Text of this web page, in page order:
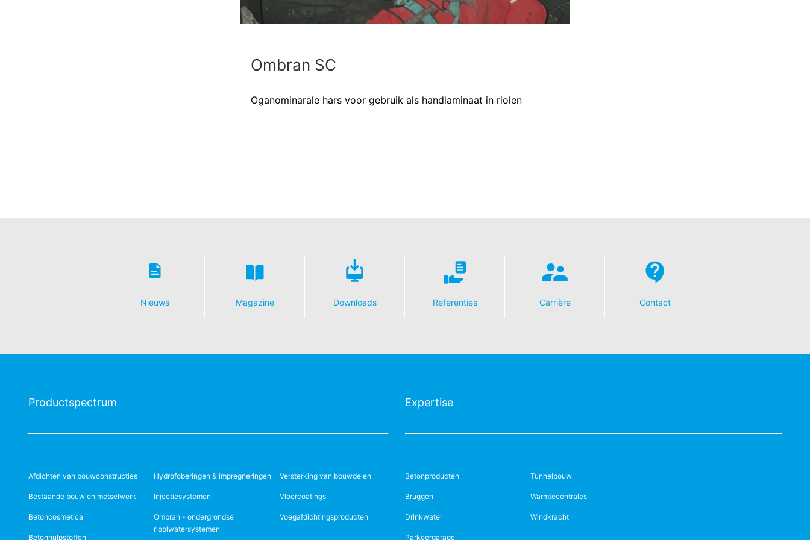
Ombran SC
Oganominarale hars voor gebruik als handlaminaat in riolen
Nieuws Magazine Downloads Referenties Carrière Contact
Productspectrum
Afdichten van bouwconstructies
Bestaande bouw en metselwerk
Betoncosmetica
Betonhulpstoffen
Hydrofoberingen & impregneringen
Injectiesystemen
Ombran - ondergrondse
rioolwatersystemen
Versterking van bouwdelen
Vloercoatings
Voegafdichtingsproducten
Expertise
Betonproducten
Bruggen
Drinkwater
Parkeergarage
Tunnelbouw
Warmtecentrales
Windkracht